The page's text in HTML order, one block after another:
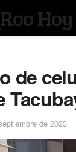
Hoy
de
de 2023